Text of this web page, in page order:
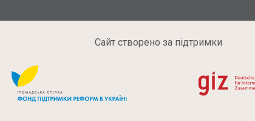
Сайт створено за підтримки